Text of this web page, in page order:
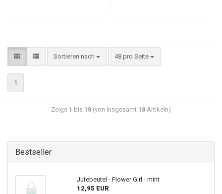
Sortieren nach 48 pro Seite
1
Zeige 1 bis 18 (von insgesamt 18 Artikeln)
Bestseller
Jutebeutel - Flower Girl - mint
12,95 EUR